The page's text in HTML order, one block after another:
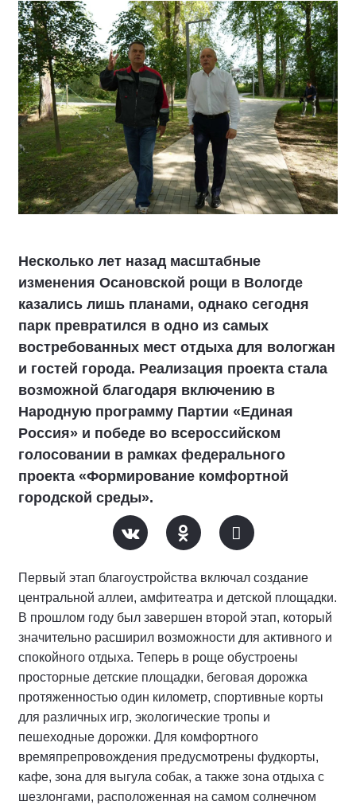
Несколько лет назад масштабные
изменения Осановской рощи в Вологде
казались лишь планами, однако сегодня
парк превратился в одно из самых
востребованных мест отдыха для вологжан
и гостей города. Реализация проекта стала
возможной благодаря включению в
Народную программу Партии «Единая
Россия» и победе во всероссийском
голосовании в рамках федерального
проекта «Формирование комфортной
городской среды».
Первый этап благоустройства включал создание
центральной аллеи, амфитеатра и детской площадки.
В прошлом году был завершен второй этап, который
значительно расширил возможности для активного и
спокойного отдыха. Теперь в роще обустроены
просторные детские площадки, беговая дорожка
протяженностью один километр, спортивные корты
для различных игр, экологические тропы и
пешеходные дорожки. Для комфортного
времяпрепровождения предусмотрены фудкорты,
кафе, зона для выгула собак, а также зона отдыха с
шезлонгами, расположенная на самом солнечном